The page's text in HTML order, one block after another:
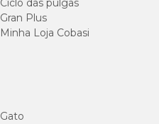
Ciclo das pulgas
Gran Plus
Minha Loja Cobasi
Gato